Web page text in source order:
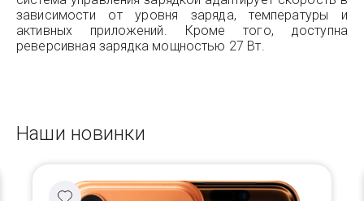
зависимости от уровня заряда, температуры и
активных приложений. Кроме того, доступна
реверсивная зарядка мощностью 27 Вт.
Наши новинки